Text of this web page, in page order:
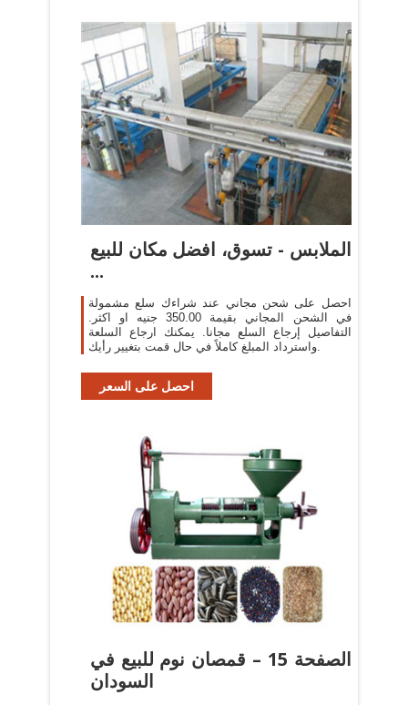
الملابس - تسوق، افضل مكان للبيع
...
احصل على شحن مجاني عند شراءك سلع مشمولة
في الشحن المجاني بقيمة 350.00 جنيه او اكثر.
التفاصيل إرجاع السلع مجانا. يمكنك ارجاع السلعة
واسترداد المبلغ كاملاً في حال قمت بتغيير رأيك.
احصل على السعر
الصفحة 15 – قمصان نوم للبيع في
السودان